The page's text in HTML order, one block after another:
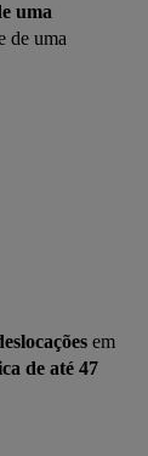
uma
de uma
de até 47